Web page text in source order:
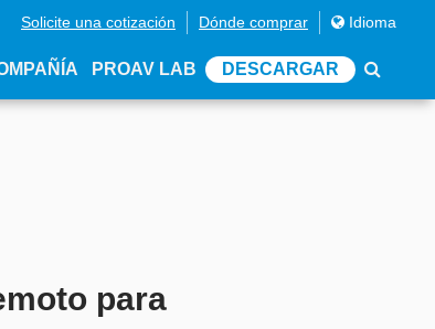
Solicite una cotización Dónde comprar Idioma
PROAV LAB DESCARGAR
para